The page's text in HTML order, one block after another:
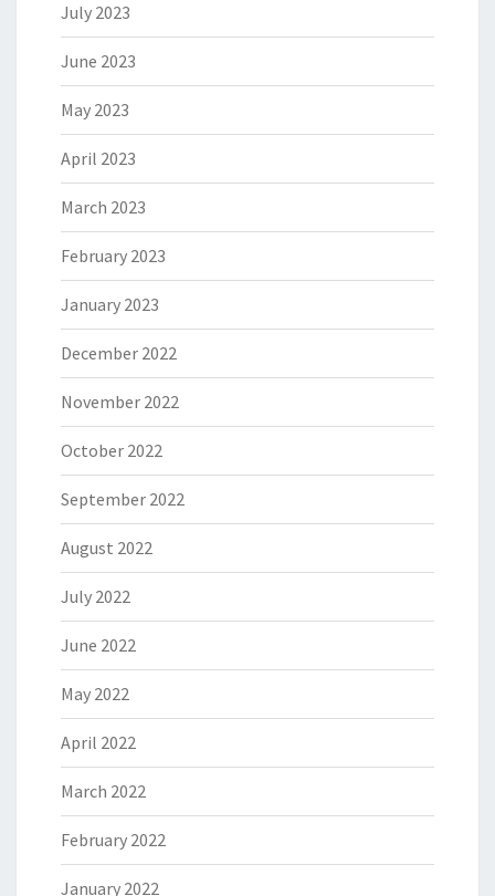
July 2023
June 2023
May 2023
April 2023
March 2023
February 2023
January 2023
December 2022
November 2022
October 2022
September 2022
August 2022
July 2022
June 2022
May 2022
April 2022
March 2022
February 2022
January 2022